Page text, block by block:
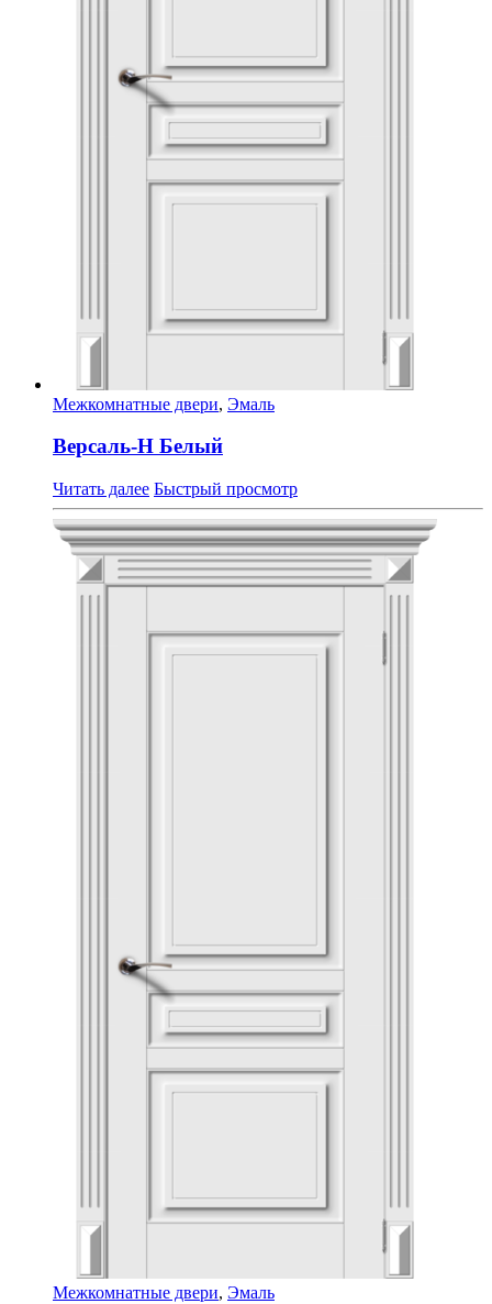
Межкомнатные двери, Эмаль
Версаль-Н Белый
Читать далее Быстрый просмотр
Межкомнатные двери, Эмаль